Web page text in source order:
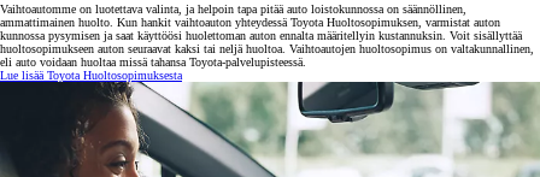
Vaihtoautomme on luotettava valinta, ja helpoin tapa pitää auto loistokunnossa on säännöllinen,
ammattimainen huolto. Kun hankit vaihtoauton yhteydessä Toyota Huoltosopimuksen, varmistat auton
kunnossa pysymisen ja saat käyttöösi huolettoman auton ennalta määritellyin kustannuksin. Voit sisällyttää
huoltosopimukseen auton seuraavat kaksi tai neljä huoltoa. Vaihtoautojen huoltosopimus on valtakunnallinen,
eli auto voidaan huoltaa missä tahansa Toyota-palvelupisteessä.
Lue lisää Toyota Huoltosopimuksesta